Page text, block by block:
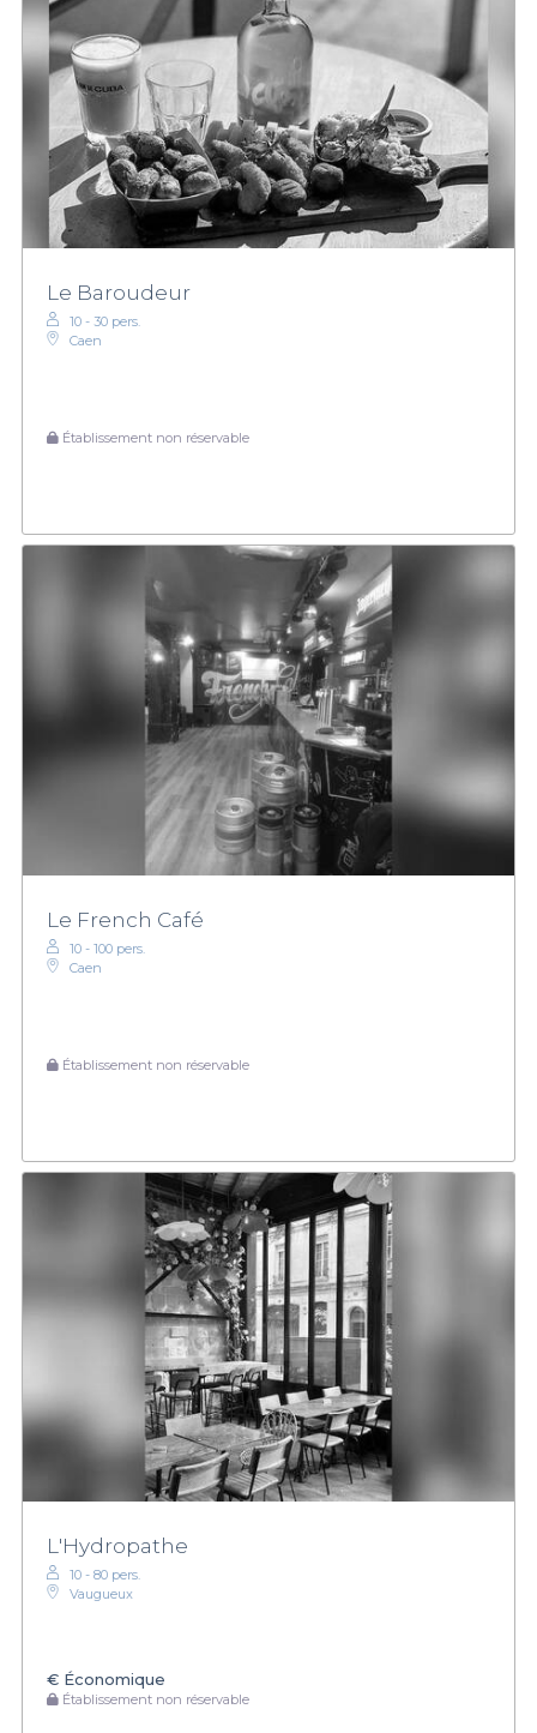
Le Baroudeur
10 - 30 pers.
Caen
Établissement non réservable
Le French Café
10 - 100 pers.
Caen
Établissement non réservable
L'Hydropathe
10 - 80 pers.
Vaugueux
€ Économique
Établissement non réservable